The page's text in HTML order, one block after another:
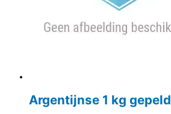
Argentijnse 1 kg gepeld